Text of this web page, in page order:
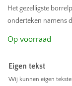
Het gezelligste
onderteken namens
Op voorraad
Eigen tekst
Wij kunnen eigen